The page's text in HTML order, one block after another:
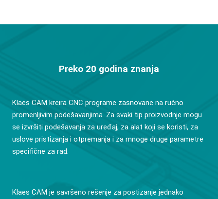
Preko 20 godina znanja
Klaes CAM kreira CNC programe zasnovane na ručno
promenljivim podešavanjima. Za svaki tip proizvodnje mogu
se izvršiti podešavanja za uređaj, za alat koji se koristi, za
uslove pristizanja i otpremanja i za mnoge druge parametre
specifične za rad.
Klaes CAM je savršeno rešenje za postizanje jednako